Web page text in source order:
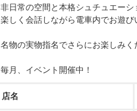
非日常の空間と本格シュチュエー
楽しく会話しながら電車内でお遊び
名物の実物指名でさらにお楽しみく
毎月、イベント開催中！
店名